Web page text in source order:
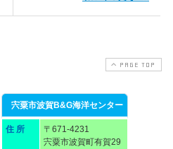
PAGE TOP
宍粟市波賀B&G海洋センター
住 所
〒671-4231
宍粟市波賀町有賀29